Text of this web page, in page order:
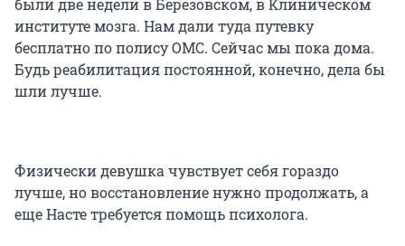
были две недели в Березовском, в Клиническом
институте мозга. Нам дали туда путевку
бесплатно по полису ОМС. Сейчас мы пока дома.
Будь реабилитация постоянной, конечно, дела бы
шли лучше.
Физически девушка чувствует себя гораздо
лучше, но восстановление нужно продолжать, а
еще Насте требуется помощь психолога.